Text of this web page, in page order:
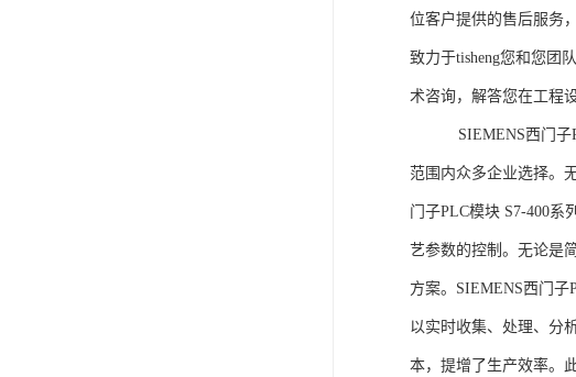
位客户提供的售后服务
致力于tisheng您和您团
术咨询，解答您在工程
SIEMENS西门子PLC
范围内众多企业选择。
门子PLC模块 S7-400
艺参数的控制。无论是
方案。SIEMENS西门子
以实时收集、处理、分
本，提增了生产效率。